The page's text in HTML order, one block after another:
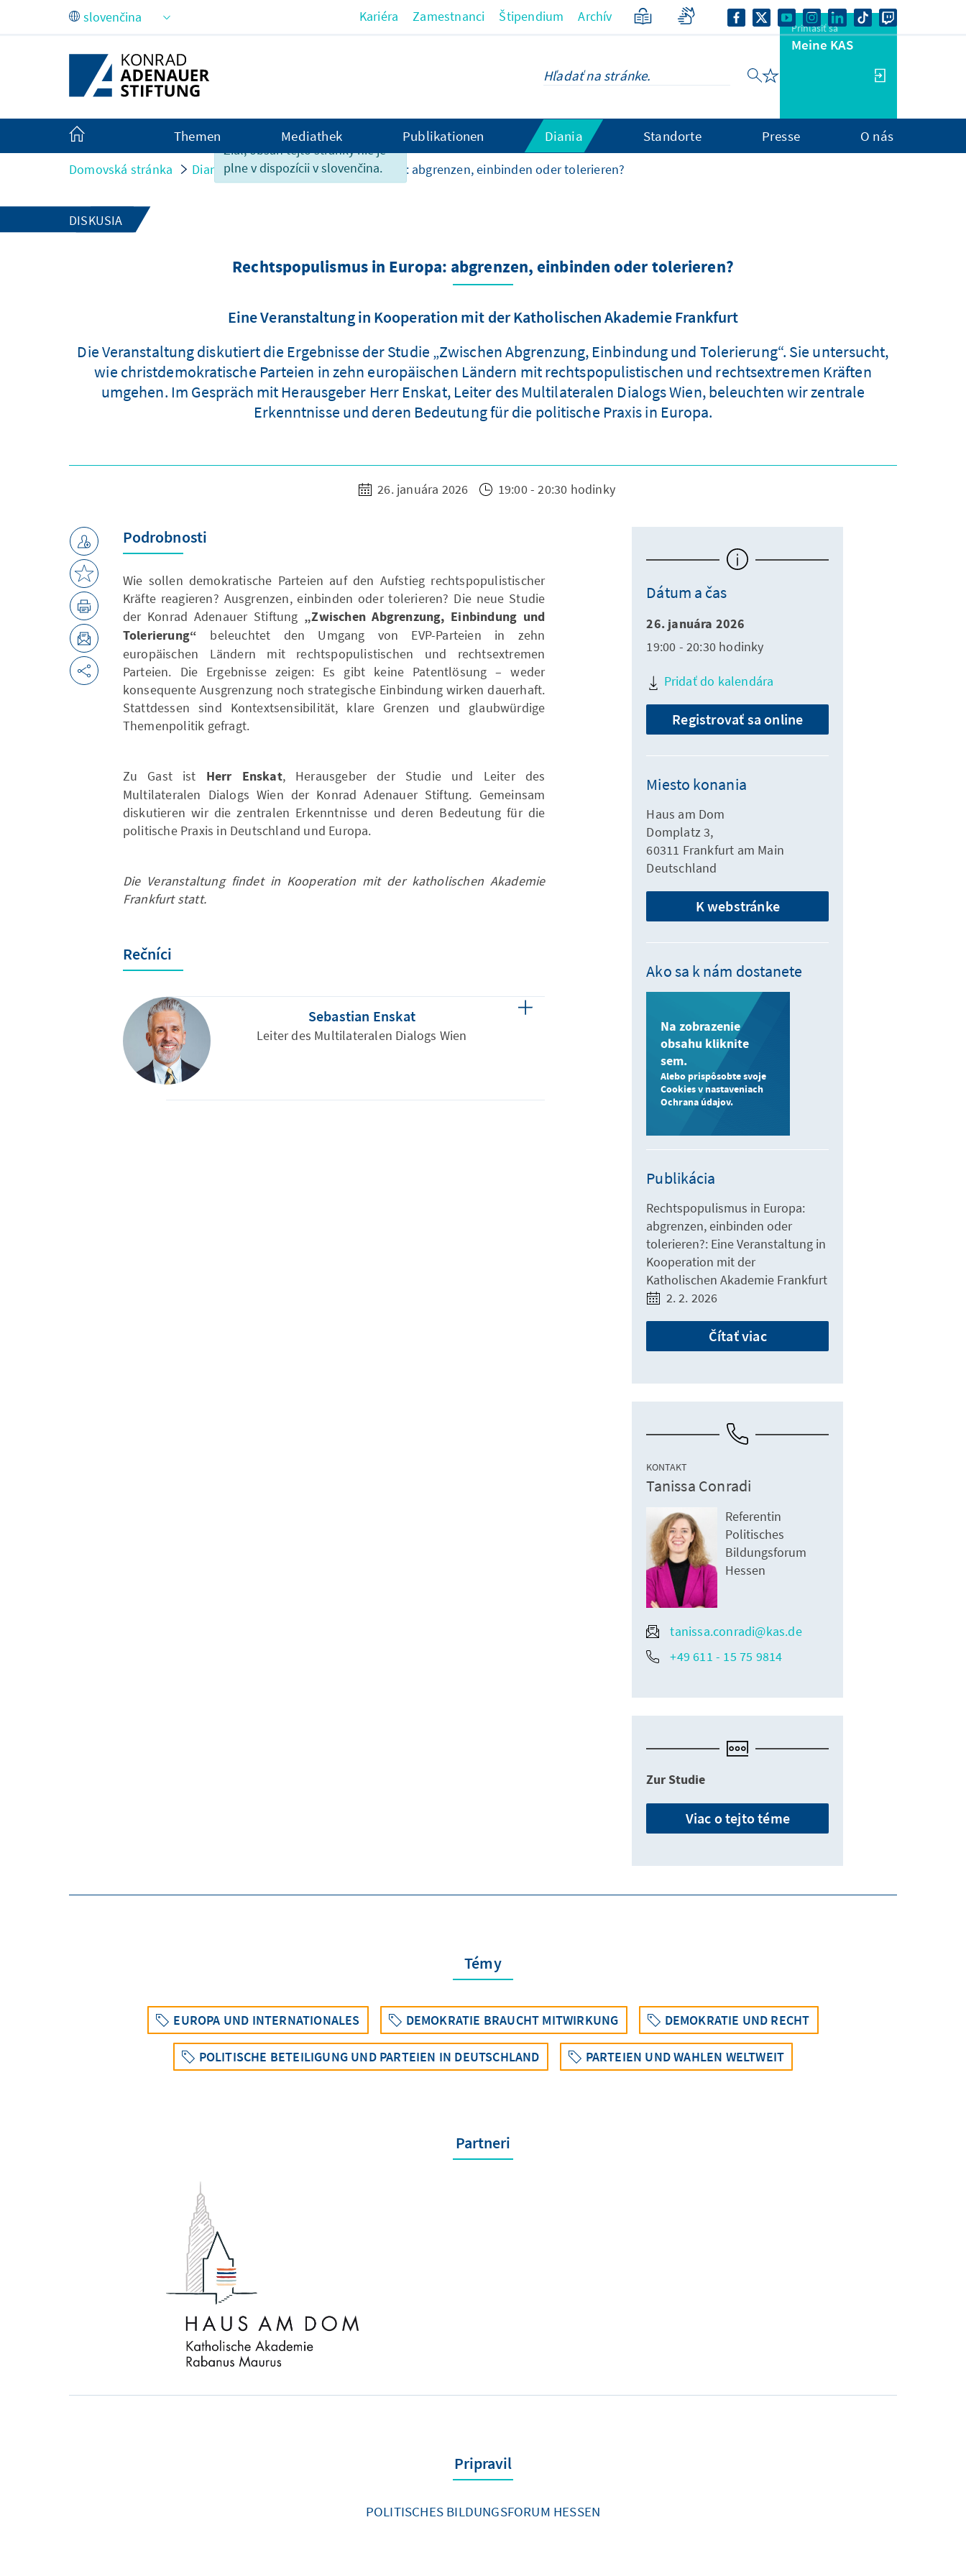
Skip to Main Content
Žiaľ, obsah tejto stránky nie je
plne v dispozícii v slovenčina.
Kariéra Zamestnanci Štipendium Archív
Prihlásiť sa
Meine KAS
Themen Mediathek Publikationen Diania Standorte Presse O nás
Domovská stránka Diania Rechtspopulismus in Europa: abgrenzen, einbinden oder tolerieren?
DISKUSIA
Rechtspopulismus in Europa: abgrenzen, einbinden oder tolerieren?
Eine Veranstaltung in Kooperation mit der Katholischen Akademie Frankfurt
Die Veranstaltung diskutiert die Ergebnisse der Studie „Zwischen Abgrenzung, Einbindung und Tolerierung“. Sie untersucht,
wie christdemokratische Parteien in zehn europäischen Ländern mit rechtspopulistischen und rechtsextremen Kräften
umgehen. Im Gespräch mit Herausgeber Herr Enskat, Leiter des Multilateralen Dialogs Wien, beleuchten wir zentrale
Erkenntnisse und deren Bedeutung für die politische Praxis in Europa.
26. januára 2026 19:00 - 20:30 hodinky
Podrobnosti
Wie sollen demokratische Parteien auf den Aufstieg rechtspopulistischer
Kräfte reagieren? Ausgrenzen, einbinden oder tolerieren? Die neue Studie
der Konrad Adenauer Stiftung „Zwischen Abgrenzung, Einbindung und
Tolerierung“ beleuchtet den Umgang von EVP-Parteien in zehn
europäischen Ländern mit rechtspopulistischen und rechtsextremen
Parteien. Die Ergebnisse zeigen: Es gibt keine Patentlösung – weder
konsequente Ausgrenzung noch strategische Einbindung wirken dauerhaft.
Stattdessen sind Kontextsensibilität, klare Grenzen und glaubwürdige
Themenpolitik gefragt.
Zu Gast ist Herr Enskat, Herausgeber der Studie und Leiter des
Multilateralen Dialogs Wien der Konrad Adenauer Stiftung. Gemeinsam
diskutieren wir die zentralen Erkenntnisse und deren Bedeutung für die
politische Praxis in Deutschland und Europa.
Die Veranstaltung findet in Kooperation mit der katholischen Akademie
Frankfurt statt.
Rečníci
Sebastian Enskat
Leiter des Multilateralen Dialogs Wien
Dátum a čas
26. januára 2026
19:00 - 20:30 hodinky
Pridať do kalendára
Registrovať sa online
Miesto konania
Haus am Dom
Domplatz 3,
60311 Frankfurt am Main
Deutschland
K webstránke
Ako sa k nám dostanete
Na zobrazenie
obsahu kliknite
sem.
Alebo prispôsobte svoje
Cookies v nastaveniach
Ochrana údajov.
Publikácia
Rechtspopulismus in Europa:
abgrenzen, einbinden oder
tolerieren?: Eine Veranstaltung in
Kooperation mit der
Katholischen Akademie Frankfurt
2. 2. 2026
Čítať viac
KONTAKT
Tanissa Conradi
Referentin
Politisches
Bildungsforum
Hessen
tanissa.conradi@kas.de
+49 611 - 15 75 9814
Zur Studie
Viac o tejto téme
Témy
EUROPA UND INTERNATIONALES DEMOKRATIE BRAUCHT MITWIRKUNG DEMOKRATIE UND RECHT
POLITISCHE BETEILIGUNG UND PARTEIEN IN DEUTSCHLAND PARTEIEN UND WAHLEN WELTWEIT
Partneri
Pripravil
POLITISCHES BILDUNGSFORUM HESSEN